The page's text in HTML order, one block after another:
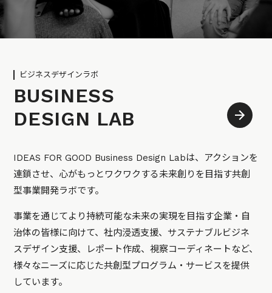
ビジネスデザインラボ
BUSINESS
DESIGN LAB
IDEAS FOR GOOD Business Design Labは、アクションを
連鎖させ、心がもっとワクワクする未来創りを目指す共創
型事業開発ラボです。
事業を通じてより持続可能な未来の実現を目指す企業・自
治体の皆様に向けて、社内浸透支援、サステナブルビジネ
スデザイン支援、レポート作成、視察コーディネートなど、
様々なニーズに応じた共創型プログラム・サービスを提供
しています。